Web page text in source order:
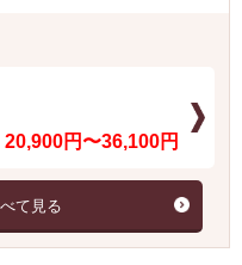
20,900円〜36,100円
て見る